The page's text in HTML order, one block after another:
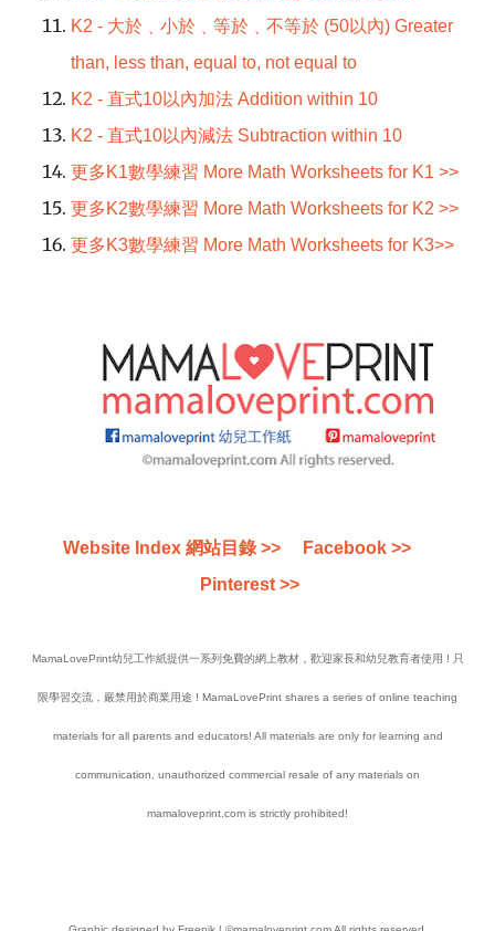
K2 - 大於﹑小於﹑等於﹑不等於 (50以內) Greater
than, less than, equal to, not equal to
K2 - 直式10以內加法 Addition within 10
K2 - 直式10以內減法 Subtraction within 10
更多K1數學練習 More Math Worksheets for K1 >>
更多K2數學練習 More Math Worksheets for K2 >>
更多K3數學練習 More Math Worksheets for K3>>
Website Index 網站目錄 >>
Facebook >>
Pinterest >>
MamaLovePrint幼兒工作紙提供一系列免費的網上教材，歡迎家長和幼兒教育者使用 ! 只
限學習交流，嚴禁用於商業用途 ! MamaLovePrint shares a series of online teaching
materials for all parents and educators! All materials are only for learning and
communication, unauthorized commercial resale of any materials on
mamaloveprint.com is strictly prohibited!